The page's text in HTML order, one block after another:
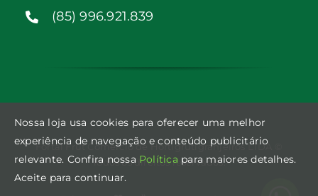
(85) 996.921.839
Fortal Frut Comércio de Hortigrutigranjeiros LTDA ©
Todos os direitos reservados.
Nossa loja usa cookies para oferecer uma melhor
experiência de navegação e conteúdo publicitário
relevante. Confira nossa Política para maiores detalhes.
Aceite para continuar.